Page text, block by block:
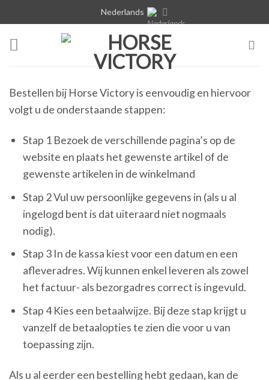
to
content
Nederlands
Bestellen bij Horse Victory is eenvoudig en hiervoor
volgt u de onderstaande stappen:
Stap 1 Bezoek de verschillende pagina’s op de
website en plaats het gewenste artikel of de
gewenste artikelen in de winkelmand
Stap 2 Vul uw persoonlijke gegevens in (als u al
ingelogd bent is dat uiteraard niet nogmaals
nodig).
Stap 3 In de kassa kiest voor een datum en een
afleveradres. Wij kunnen enkel leveren als zowel
het factuur- als bezorgadres correct is ingevuld.
Stap 4 Kies een betaalwijze. Bij deze stap krijgt u
vanzelf de betaalopties te zien die voor u van
toepassing zijn.
Als u al eerder een bestelling hebt gedaan, kan de